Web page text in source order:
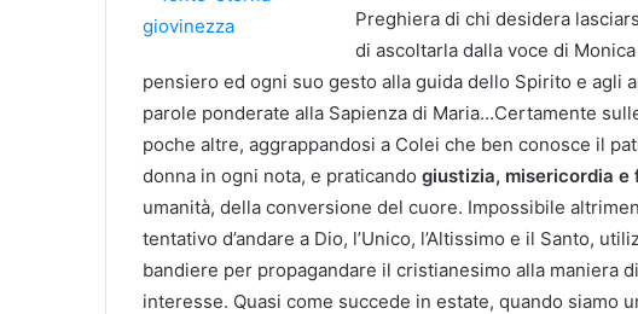
Preghiera di chi desidera
di ascoltarla dalla voce di
pensiero ed ogni suo gesto alla guida dello Spirito e agli
parole ponderate alla Sapienza di Maria…Certamente
poche altre, aggrappandosi a Colei che ben conosce il
donna in ogni nota, e praticando giustizia, misericordia e
umanità, della conversione del cuore. Impossibile
tentativo d’andare a Dio, l’Unico, l’Altissimo e il Santo,
bandiere per propagandare il cristianesimo alla maniera
interesse. Quasi come succede in estate, quando siamo